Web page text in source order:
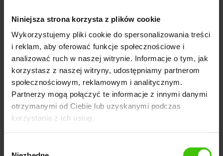
Niniejsza strona korzysta z plików cookie
Wykorzystujemy pliki cookie do spersonalizowania treści
i reklam, aby oferować funkcje społecznościowe i
analizować ruch w naszej witrynie. Informacje o tym, jak
korzystasz z naszej witryny, udostępniamy partnerom
społecznościowym, reklamowym i analitycznym.
Partnerzy mogą połączyć te informacje z innymi danymi
otrzymanymi od Ciebie lub uzyskanymi podczas
korzystania z ich usług.
Przykładowe CTA na stronie sklepu internetowego
Zdjęcia ofert i produktów